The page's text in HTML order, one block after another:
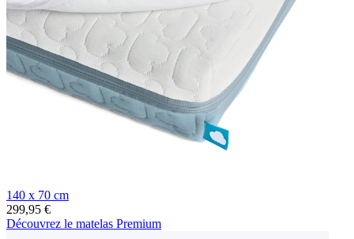
140 x 70 cm
299,95 €
Découvrez le matelas Premium